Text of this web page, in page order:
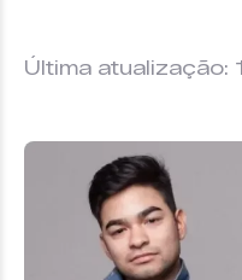
Última atualização: